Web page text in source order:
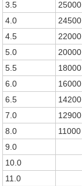
3.5
25000
4.0
24500
4.5
22000
5.0
20000
5.5
18000
6.0
16000
6.5
14200
7.0
12900
8.0
11000
9.0
10.0
11.0